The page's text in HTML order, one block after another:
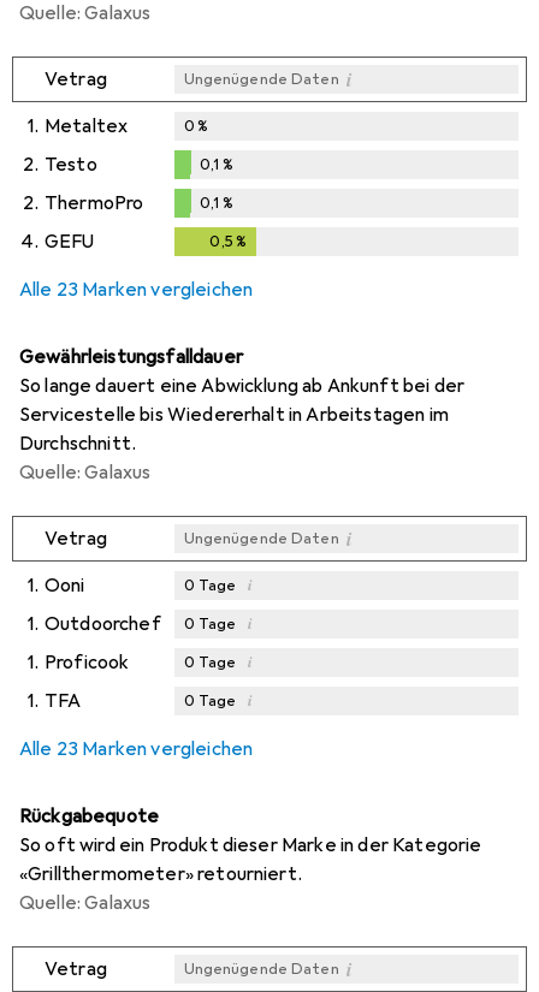
Quelle: Galaxus
Vetrag Ungenügende Daten i
1. Metaltex 0%
2. Testo
%
0,1 %
2. ThermoPro
%
0,1 %
4. GEFU 0,5 %
Alle 23 Marken vergleichen
Gewährleistungsfalldauer
So lange dauert eine Abwicklung ab Ankunft bei der
Servicestelle bis Wiedererhalt in Arbeitstagen im
Durchschnitt.
Quelle: Galaxus
Vetrag Ungenügende Daten i
1. Ooni 0 Tage i
1. Outdoorchef 0 Tage i
1. Proficook 0 Tage i
1. TFA 0 Tage i
Alle 23 Marken vergleichen
Rückgabequote
So oft wird ein Produkt dieser Marke in der Kategorie
«Grillthermometer» retourniert.
Quelle: Galaxus
Vetrag Ungenügende Daten i